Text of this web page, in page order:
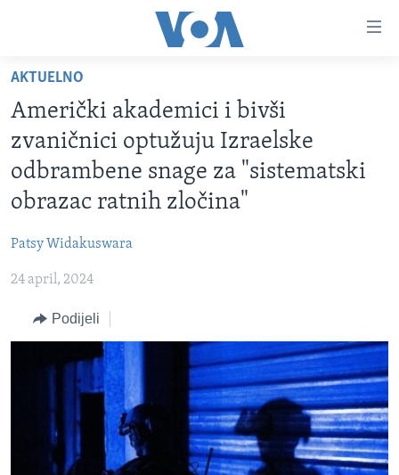
glavni
sadržaj
na
glavnu
navigaciju
na
TV PROGRAM
FOTOGRAFIJE DANA
VIJESTI
BOSNA I HERCEGOVINA
SVIJET
SPECIJALNI PROJEKTI
KORUPCIJA
SLOBODA MEDIJA
ŽENSKA STRANA
IZBJEGLIČKA STRANA
MAGAZIN
O GLASU AMERIKE
AKTUELNO
Američki akademici i bivši
zvaničnici optužuju Izraelske
odbrambene snage za "sistematski
obrazac ratnih zločina"
Patsy Widakuswara
24 april, 2024
Podijeli